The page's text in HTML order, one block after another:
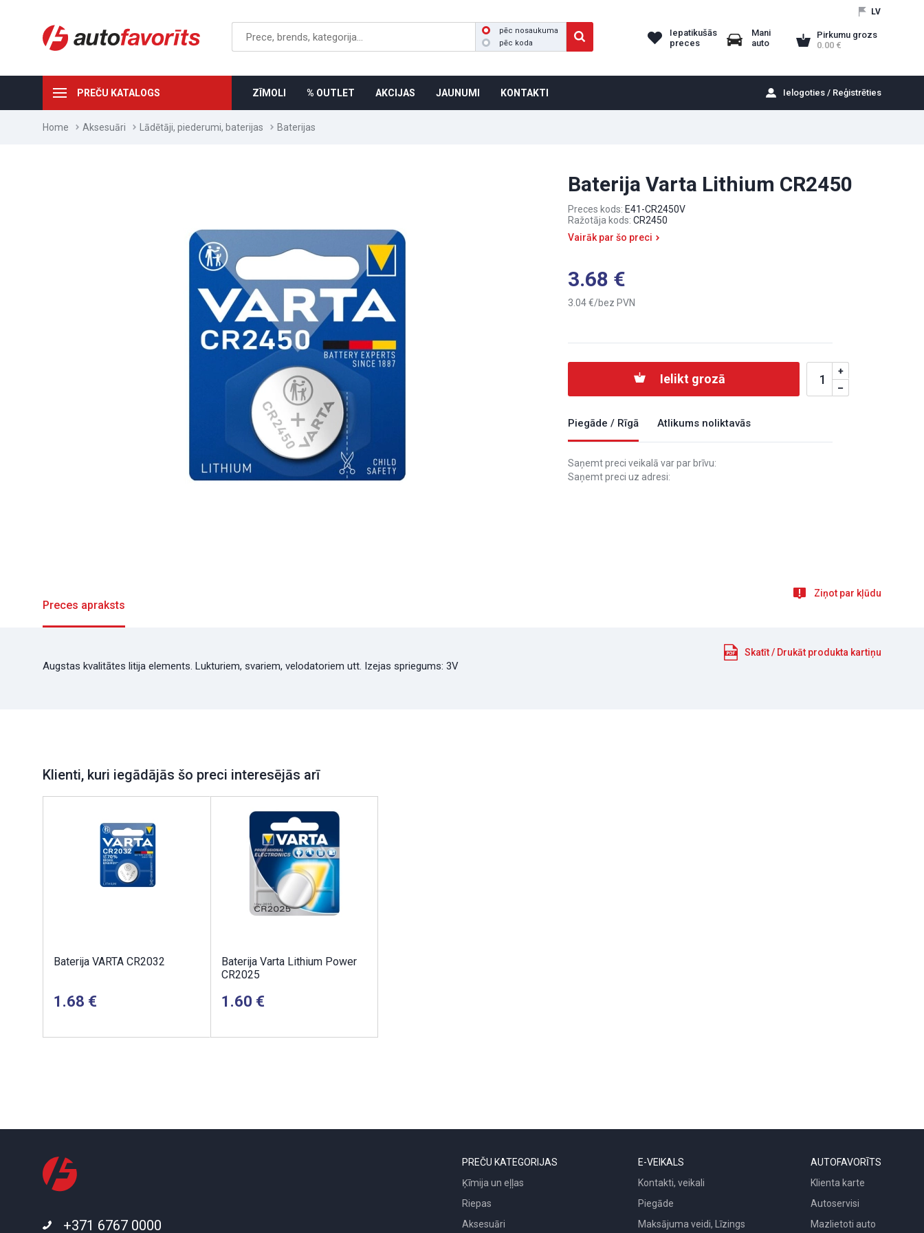
LV
Iepatikušās
preces
Mani
auto
Pirkumu grozs
0.00
pēc nosaukuma
pēc koda
Ielogoties / Reģistrēties
PREČU KATALOGS ZĪMOLI % OUTLET AKCIJAS JAUNUMI KONTAKTI
Home Aksesuāri Lādētāji, piederumi, baterijas Baterijas
Baterija Varta Lithium CR2450
Preces kods: E41-CR2450V
Ražotāja kods: CR2450
Vairāk par šo preci
3.68
3.04 bez PVN
Ielikt grozā
Piegāde / Rīgā Atlikums noliktavās
Saņemt preci veikalā var par brīvu:
Saņemt preci uz adresi:
Ziņot par kļūdu
Skatīt / Drukāt produkta kartiņu
Preces apraksts
Augstas kvalitātes litija elements. Lukturiem, svariem, velodatoriem utt. Izejas spriegums: 3V
Klienti, kuri iegādājās šo preci interesējās arī
Baterija VARTA CR2032
1.68
Baterija Varta Lithium Power
CR2025
1.60
+371 6767 0000
PREČU KATEGORIJAS
Ķīmija un eļļas
Riepas
Aksesuāri
E-VEIKALS
Kontakti, veikali
Piegāde
Maksājuma veidi, Līzings
AUTOFAVORĪTS
Klienta karte
Autoservisi
Mazlietoti auto